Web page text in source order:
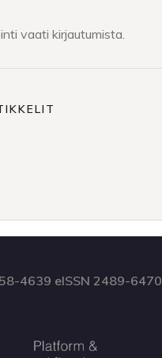
vaati kirjautumista.
4639 eISSN 2489-6470